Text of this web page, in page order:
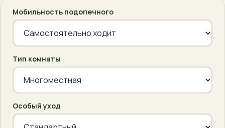
Мобильность подопечного
Тип комнаты
Особый уход